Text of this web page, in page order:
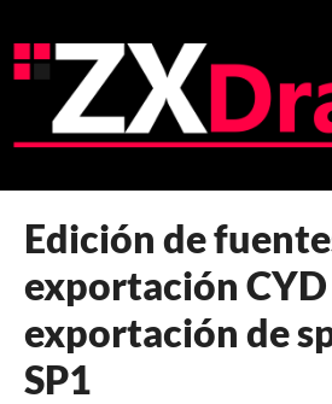
Edición de
exportación
exportación de
SP1